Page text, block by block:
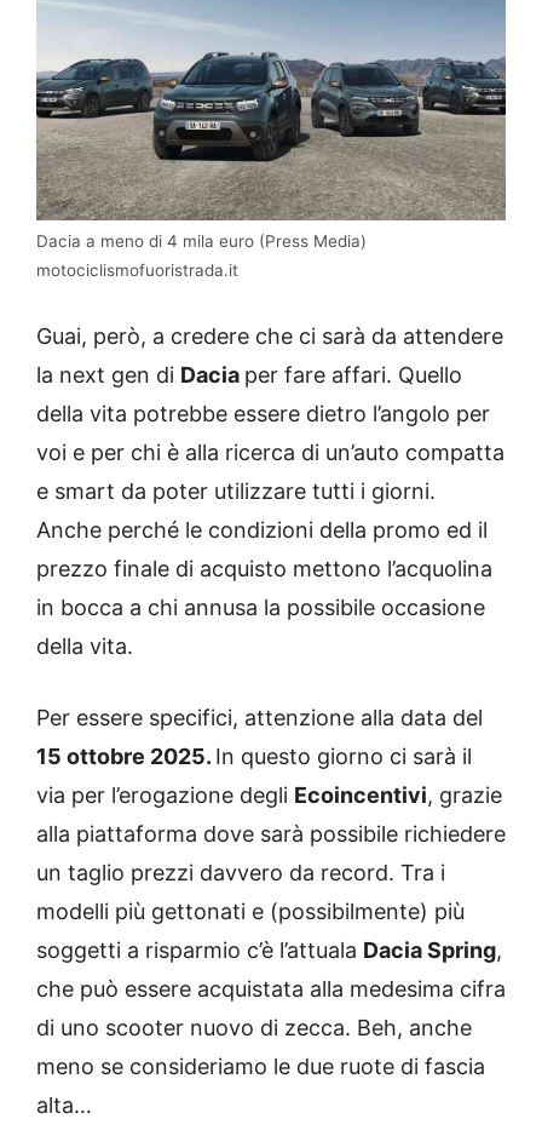
Dacia a meno di 4 mila euro (Press Media)
motociclismofuoristrada.it
Guai, però, a credere che ci sarà da attendere
la next gen di Dacia per fare affari. Quello
della vita potrebbe essere dietro l’angolo per
voi e per chi è alla ricerca di un’auto compatta
e smart da poter utilizzare tutti i giorni.
Anche perché le condizioni della promo ed il
prezzo finale di acquisto mettono l’acquolina
in bocca a chi annusa la possibile occasione
della vita.
Per essere specifici, attenzione alla data del
15 ottobre 2025. In questo giorno ci sarà il
via per l’erogazione degli Ecoincentivi, grazie
alla piattaforma dove sarà possibile richiedere
un taglio prezzi davvero da record. Tra i
modelli più gettonati e (possibilmente) più
soggetti a risparmio c’è l’attuala Dacia Spring,
che può essere acquistata alla medesima cifra
di uno scooter nuovo di zecca. Beh, anche
meno se consideriamo le due ruote di fascia
alta…